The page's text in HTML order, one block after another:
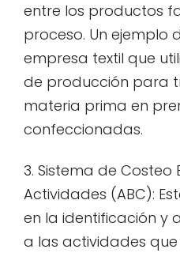
entre los productos
proceso. Un ejemplo
empresa textil que
de producción para
materia prima en
confeccionadas.
3. Sistema de Costeo
Actividades (ABC):
en la identificación y
a las actividades